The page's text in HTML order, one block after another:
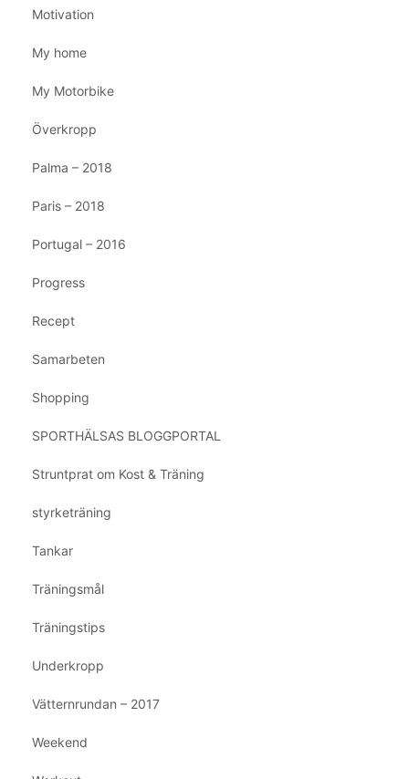
Motivation
My home
My Motorbike
Överkropp
Palma – 2018
Paris – 2018
Portugal – 2016
Progress
Recept
Samarbeten
Shopping
SPORTHÄLSAS BLOGGPORTAL
Struntprat om Kost & Träning
styrketräning
Tankar
Träningsmål
Träningstips
Underkropp
Vätternrundan – 2017
Weekend